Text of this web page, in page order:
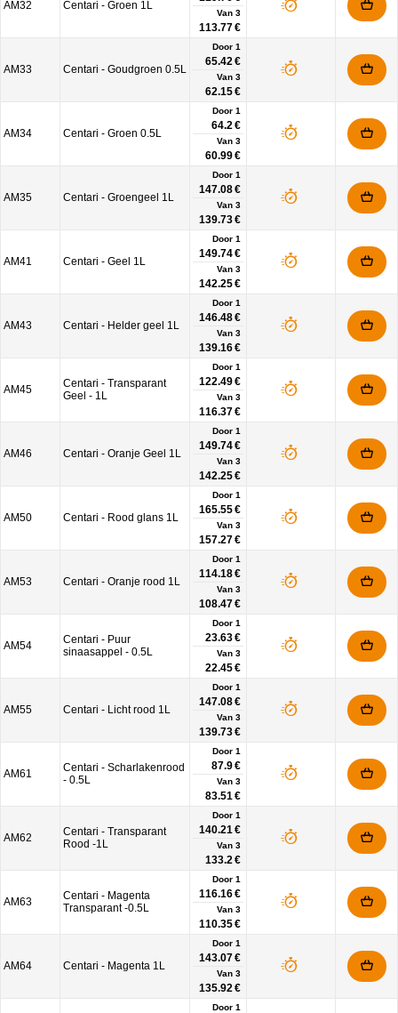
AM32 Centari - Groen 1L
Van 3
113.77 €
AM33 Centari - Goudgroen 0.5L
Door 1
65.42 €
Van 3
62.15 €
AM34 Centari - Groen 0.5L
Door 1
64.2 €
Van 3
60.99 €
AM35 Centari - Groengeel 1L
Door 1
147.08 €
Van 3
139.73 €
AM41 Centari - Geel 1L
Door 1
149.74 €
Van 3
142.25 €
AM43 Centari - Helder geel 1L
Door 1
146.48 €
Van 3
139.16 €
AM45
Centari - Transparant
Geel - 1L
Door 1
122.49 €
Van 3
116.37 €
AM46 Centari - Oranje Geel 1L
Door 1
149.74 €
Van 3
142.25 €
AM50 Centari - Rood glans 1L
Door 1
165.55 €
Van 3
157.27 €
AM53 Centari - Oranje rood 1L
Door 1
114.18 €
Van 3
108.47 €
AM54
Centari - Puur
sinaasappel - 0.5L
Door 1
23.63 €
Van 3
22.45 €
AM55 Centari - Licht rood 1L
Door 1
147.08 €
Van 3
139.73 €
AM61
Centari - Scharlakenrood
- 0.5L
Door 1
87.9 €
Van 3
83.51 €
AM62
Centari - Transparant
Rood -1L
Door 1
140.21 €
Van 3
133.2 €
AM63
Centari - Magenta
Transparant -0.5L
Door 1
116.16 €
Van 3
110.35 €
AM64 Centari - Magenta 1L
Door 1
143.07 €
Van 3
135.92 €
Door 1